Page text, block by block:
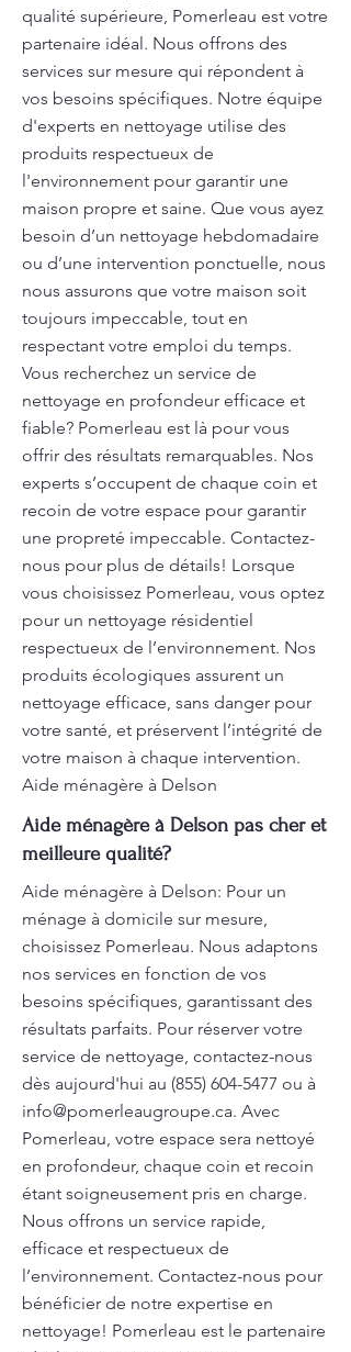
qualité supérieure, Pomerleau est votre
partenaire idéal. Nous offrons des
services sur mesure qui répondent à
vos besoins spécifiques. Notre équipe
d'experts en nettoyage utilise des
produits respectueux de
l'environnement pour garantir une
maison propre et saine. Que vous ayez
besoin d’un nettoyage hebdomadaire
ou d’une intervention ponctuelle, nous
nous assurons que votre maison soit
toujours impeccable, tout en
respectant votre emploi du temps.
Vous recherchez un service de
nettoyage en profondeur efficace et
fiable? Pomerleau est là pour vous
offrir des résultats remarquables. Nos
experts s’occupent de chaque coin et
recoin de votre espace pour garantir
une propreté impeccable. Contactez-
nous pour plus de détails! Lorsque
vous choisissez Pomerleau, vous optez
pour un nettoyage résidentiel
respectueux de l’environnement. Nos
produits écologiques assurent un
nettoyage efficace, sans danger pour
votre santé, et préservent l’intégrité de
votre maison à chaque intervention.
Aide ménagère à Delson
Aide ménagère à Delson pas cher et
meilleure qualité?
Aide ménagère à Delson: Pour un
ménage à domicile sur mesure,
choisissez Pomerleau. Nous adaptons
nos services en fonction de vos
besoins spécifiques, garantissant des
résultats parfaits. Pour réserver votre
service de nettoyage, contactez-nous
dès aujourd'hui au (855) 604-5477 ou à
info@pomerleaugroupe.ca. Avec
Pomerleau, votre espace sera nettoyé
en profondeur, chaque coin et recoin
étant soigneusement pris en charge.
Nous offrons un service rapide,
efficace et respectueux de
l’environnement. Contactez-nous pour
bénéficier de notre expertise en
nettoyage! Pomerleau est le partenaire